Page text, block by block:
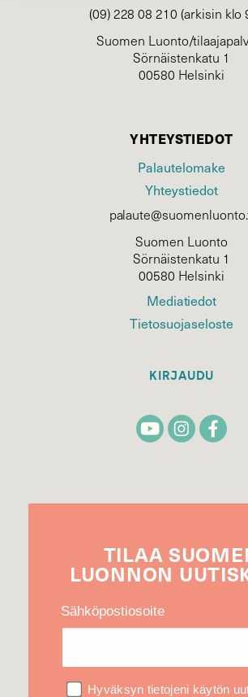
(09) 228 08 210 (arkisin klo
Suomen Luonto/
Sörnäistenkatu 1
00580 Helsinki
YHTEYSTIEDOT
Palautelomake
Yhteystiedot
Suomen Luonto
Sörnäistenkatu 1
00580 Helsinki
Mediatiedot
Tietosuojaseloste
KIRJAUDU
TILAA
LUONNON
Sähköpostiosoite
Hyväksyn tietojeni käytön